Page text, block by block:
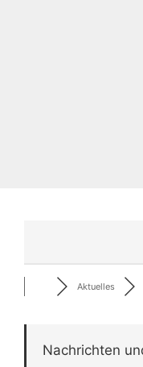
Aktuelles
Nachrichten